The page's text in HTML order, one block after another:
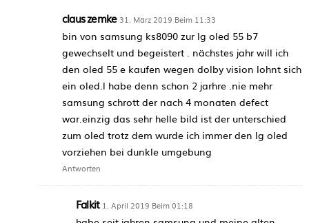
claus zemke 31. März 2019 Beim 11:33
bin von samsung ks8090 zur lg oled 55 b7
gewechselt und begeistert . nächstes jahr will ich
den oled 55 e kaufen wegen dolby vision lohnt sich
ein oled.l habe denn schon 2 jarhre .nie mehr
samsung schrott der nach 4 monaten defect
war.einzig das sehr helle bild ist der unterschied
zum oled trotz dem wurde ich immer den lg oled
vorziehen bei dunkle umgebung
Antworten
Falkit 1. April 2019 Beim 01:18